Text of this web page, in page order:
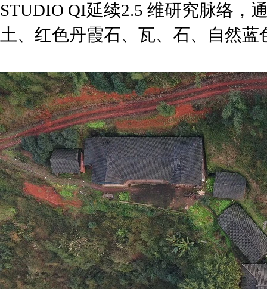
STUDIO QI延续2.5 维研究脉络，
土、红色丹霞石、瓦、石、自然